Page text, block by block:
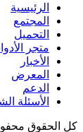
الرئيسية
المجتمع
التحميل
متجر
الأخبار
المعرض
الدعم
الأسئلة